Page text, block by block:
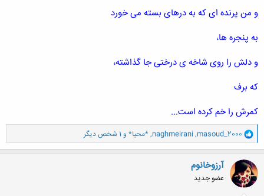
و من پرنده ای که به درهای بسته می خورد
به پنجره ها،
و دلش را روی شاخه ی درختی جا گذاشته،
که برف
کمرش را خم کرده است...
و
ا
ک
ن
ش
ه
ا
masoud_2000
,
naghmeirani
,*محیا* و 1 شخص دیگر
آرزوخانوم
عضو جدید